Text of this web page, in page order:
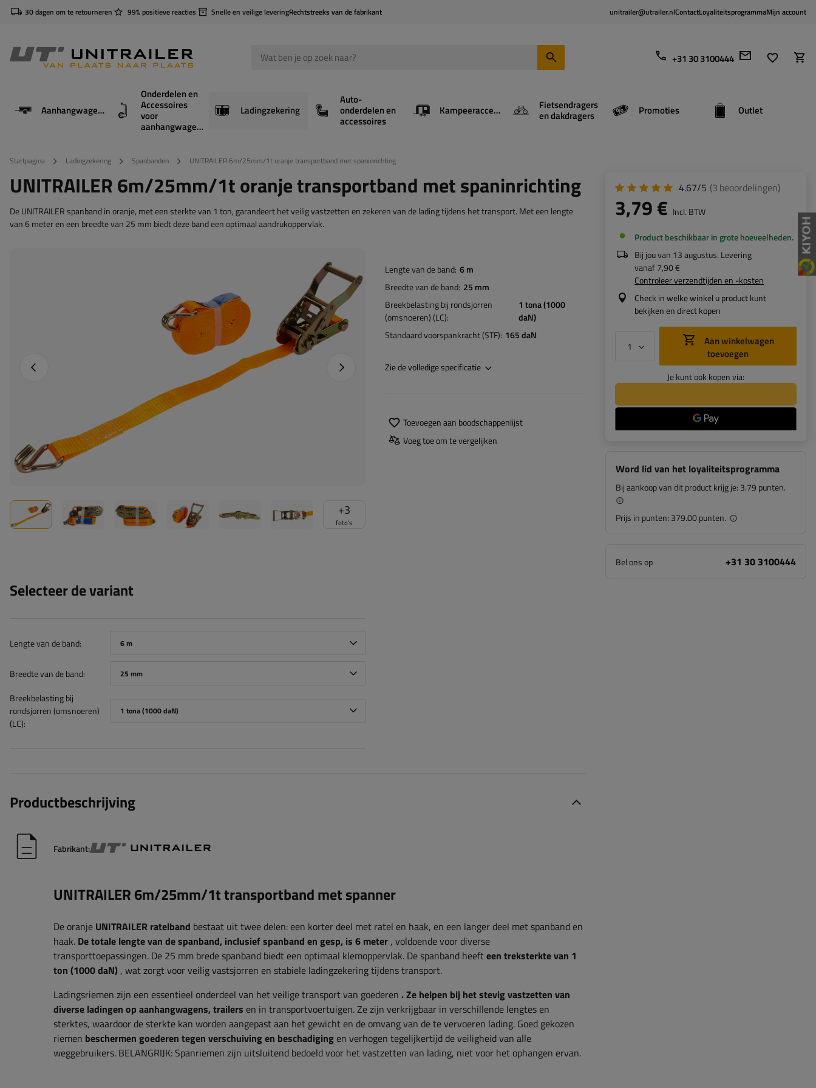
30 dagen om te retourneren 99% positieve reacties Snelle en veilige leveringRechtstreeks van de fabrikant unitrailer@utrailer.nlContactLoyaliteitsprogrammaMijn account
+31 30 3100444
Aanhangwagens
Onderdelen en
Accessoires
voor
aanhangwagens
Ladingzekering
Auto-
onderdelen en
accessoires
Kampeeraccessoires Fietsendragers
en dakdragers Promoties Outlet
Startpagina Ladingzekering Spanbanden UNITRAILER 6m/25mm/1t oranje transportband met spaninrichting
UNITRAILER 6m/25mm/1t oranje transportband met spaninrichting
De UNITRAILER spanband in oranje, met een sterkte van 1 ton, garandeert het veilig vastzetten en zekeren van de lading tijdens het transport. Met een lengte
van 6 meter en een breedte van 25 mm biedt deze band een optimaal aandrukoppervlak.
+3
foto's
Vorige foto Naprawa produktu
Selecteer de variant
Lengte van de band 6 m
Breedte van de band 25 mm
Breekbelasting bij
rondsjorren (omsnoeren)
(LC)
1 tona (1000 daN)
Lengte van de band 6 m
Breedte van de band 25 mm
Breekbelasting bij rondsjorren
(omsnoeren) (LC)
1 tona (1000
daN)
Standaard voorspankracht (STF) 165 daN
Zie de volledige specificatie
Toevoegen aan boodschappenlijst
Voeg toe om te vergelijken
4.67/5 (3 beoordelingen)
3,79 € Incl. BTW
Product beschikbaar in grote hoeveelheden
Bij jou van 13 augustus. Levering
vanaf7,90 €
Controleer verzendtijden en -kosten
Check in welke winkel u product kunt
bekijken en direct kopen
toevoegen
Je kunt ook kopen via:
Word lid van het loyaliteitsprogramma
Bij aankoop van dit product krijg je: 3.79 punten.
Prijs in punten: 379.00 punten.
Bel ons op +31 30 3100444
Productbeschrijving
Fabrikant:
UNITRAILER 6m/25mm/1t transportband met spanner
De oranje UNITRAILER ratelband bestaat uit twee delen: een korter deel met ratel en haak, en een langer deel met spanband en
haak. De totale lengte van de spanband, inclusief spanband en gesp, is 6 meter , voldoende voor diverse
transporttoepassingen. De 25 mm brede spanband biedt een optimaal klemoppervlak. De spanband heefteen treksterkte van 1
ton (1000 daN) , wat zorgt voor veilig vastsjorren en stabiele ladingzekering tijdens transport.
Ladingsriemen zijn een essentieel onderdeel van het veilige transport van goederen . Ze helpen bij het stevig vastzetten van
diverse ladingen op aanhangwagens, trailers en in transportvoertuigen. Ze zijn verkrijgbaar in verschillende lengtes en
sterktes, waardoor de sterkte kan worden aangepast aan het gewicht en de omvang van de te vervoeren lading. Goed gekozen
riemen beschermen goederen tegen verschuiving en beschadiging en verhogen tegelijkertijd de veiligheid van alle
weggebruikers. BELANGRIJK: Spanriemen zijn uitsluitend bedoeld voor het vastzetten van lading, niet voor het ophangen ervan.